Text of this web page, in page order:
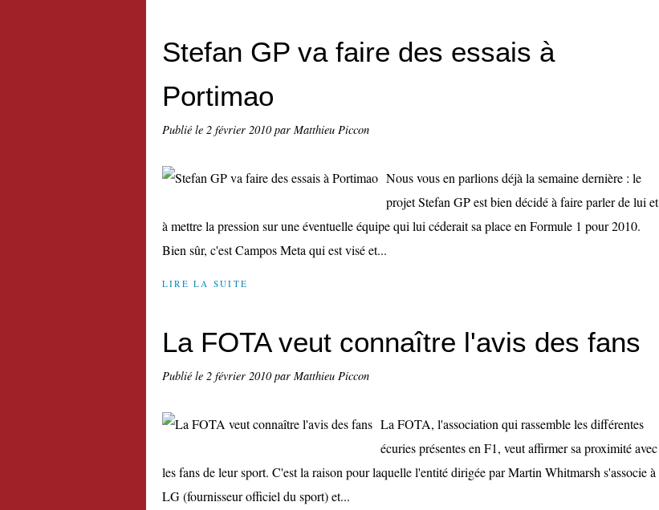
Stefan GP va faire des essais à
Portimao
Publié le 2 février 2010par Matthieu Piccon
Nous vous en parlions déjà la semaine dernière : le
projet Stefan GP est bien décidé à faire parler de lui et
à mettre la pression sur une éventuelle équipe qui lui céderait sa place en Formule 1 pour 2010.
Bien sûr, c'est Campos Meta qui est visé et...
LIRE LA SUITE
La FOTA veut connaître l'avis des fans
Publié le 2 février 2010par Matthieu Piccon
La FOTA, l'association qui rassemble les différentes
écuries présentes en F1, veut affirmer sa proximité avec
les fans de leur sport. C'est la raison pour laquelle l'entité dirigée par Martin Whitmarsh s'associe à
LG (fournisseur officiel du sport) et...